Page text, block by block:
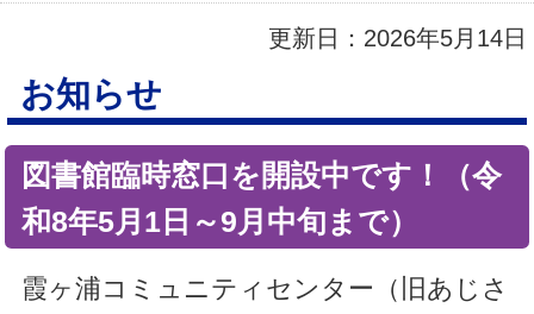
更新日： 2026年5月14日
お知らせ
図書館臨時窓口を開設中です！（令
和8年5月1日～9月中旬まで）
霞ヶ浦コミュニティセンター（旧あじさ